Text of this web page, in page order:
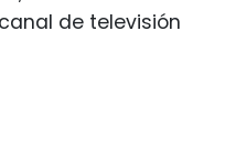
de televisión